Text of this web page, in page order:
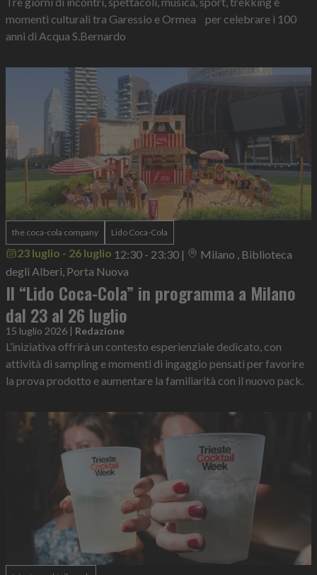
momenti culturali tra Garessio e Ormea per celebrare i 100
anni di Acqua S.Bernardo
the coca-cola company Lido Coca-Cola
23 luglio - 26 luglio 12:30 - 23:30 |
Milano , Biblioteca
degli Alberi, Porta Nuova
Il “Lido Coca-Cola” in programma a Milano
dal 23 al 26 luglio
15 luglio 2026 | Redazione
L’iniziativa offrirà un contesto esperienziale dedicato, con
attività di sampling e momenti di ingaggio pensati per favorire
la prova prodotto e aumentare la familiarità con il nuovo pack.